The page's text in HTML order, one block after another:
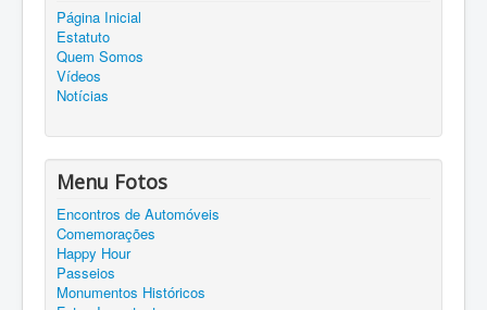
Página Inicial
Estatuto
Quem Somos
Vídeos
Notícias
Menu Fotos
Encontros de Automóveis
Comemorações
Happy Hour
Passeios
Monumentos Históricos